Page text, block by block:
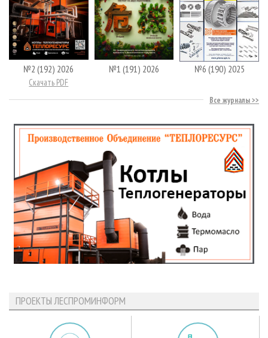
№2 (192) 2026
Скачать PDF
№1 (191) 2026 №6 (190) 2025
Все журналы
ПРОЕКТЫ ЛЕСПРОМИНФОРМ